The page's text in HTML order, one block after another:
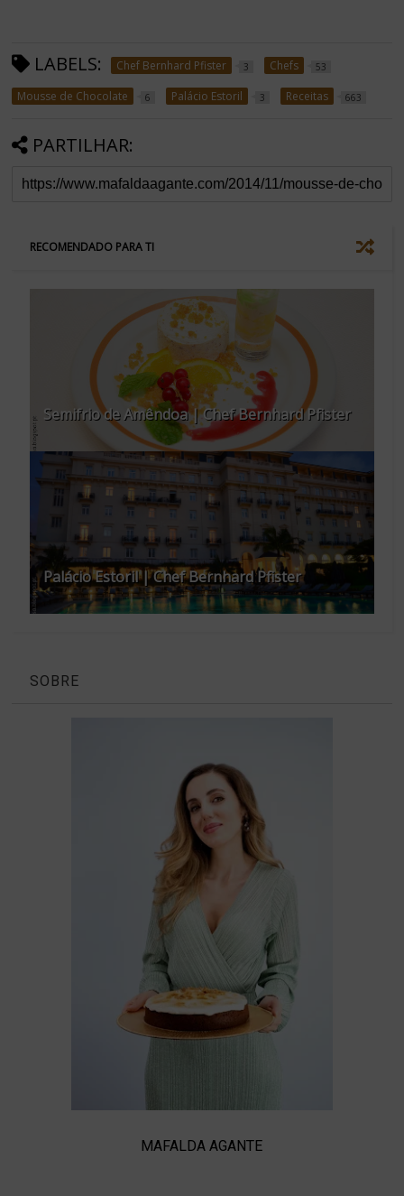
LABELS: Chef Bernhard Pfister 3 Chefs 53
Mousse de Chocolate 6 Palácio Estoril 3 Receitas 663
PARTILHAR:
RECOMENDADO PARA TI
Semifrio de Amêndoa | Chef Bernhard Pfister
Palácio Estoril | Chef Bernhard Pfister
SOBRE
MAFALDA AGANTE